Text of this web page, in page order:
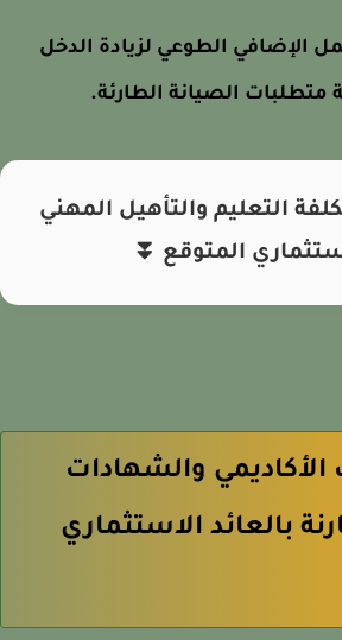
الإضافي الطوعي لزيادة الدخل
الصيانة الطارئة.
التعليم والتأهيل المهني
المتوقع ⏬
والشهادات
بالعائد الاستثماري